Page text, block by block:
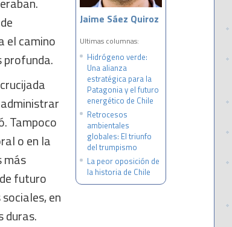
Jaime Sáez Quiroz
Ultimas columnas:
Hidrógeno verde:
Una alianza
estratégica para la
Patagonia y el futuro
energético de Chile
Retrocesos
ambientales
globales: El triunfo
del trumpismo
La peor oposición de
la historia de Chile
el camino
profunda.
Tampoco
o en la
más
futuro
en
duras.